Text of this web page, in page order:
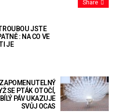
Share
JSTE
: NA CO VE
JE
SE PTÁK OTOČÍ,
PÁV UKAZUJE
SVŮJ OCAS